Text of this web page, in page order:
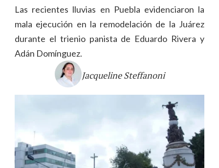
Las recientes lluvias en Puebla evidenciaron la
mala ejecución en la remodelación de la Juárez
durante el trienio panista de Eduardo Rivera y
Adán Domínguez.
Jacqueline Steffanoni